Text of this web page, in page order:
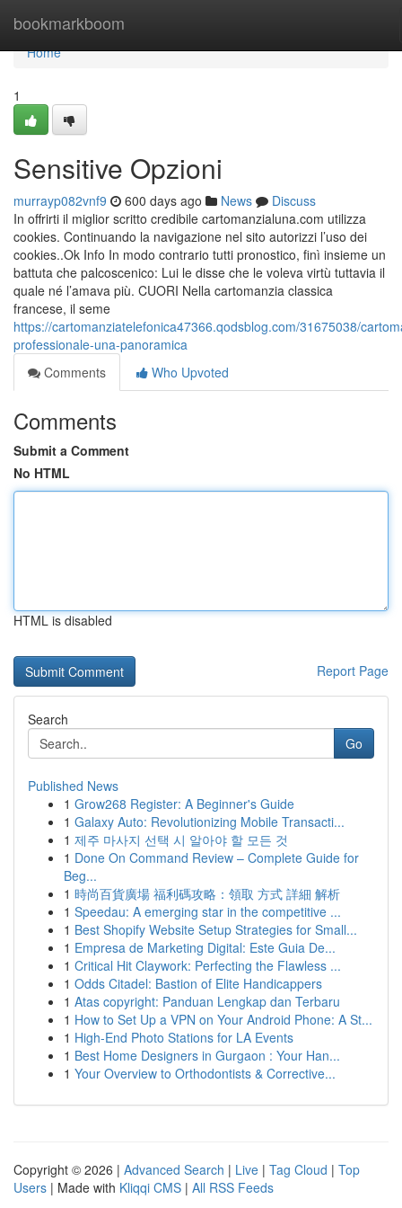
bookmarkboom
Home
Home
1
Sensitive Opzioni
murrayp082vnf9 600 days ago News
Discuss
In offrirti il miglior scritto credibile cartomanzialuna.com utilizza
cookies. Continuando la navigazione nel sito autorizzi l’uso dei
cookies..Ok Info In modo contrario tutti pronostico, finì insieme un
battuta che palcoscenico: Lui le disse che le voleva virtù tuttavia il
quale né l’amava più. CUORI Nella cartomanzia classica
francese, il seme
https://cartomanziatelefonica47366.qodsblog.com/31675038/
professionale-una-panoramica
Comments
Who Upvoted
Comments
Submit a Comment
No HTML
HTML is disabled
Report Page
Search
Go
Published News
1 Grow268 Register: A Beginner's Guide
1 Galaxy Auto: Revolutionizing Mobile Transacti...
1 제주 마사지 선택 시 알아야 할 모든 것
1 Done On Command Review – Complete Guide for
Beg...
1 時尚百貨廣場 福利碼攻略：領取 方式 詳細 解析
1 Speedau: A emerging star in the competitive ...
1 Best Shopify Website Setup Strategies for Small...
1 Empresa de Marketing Digital: Este Guia De...
1 Critical Hit Claywork: Perfecting the Flawless ...
1 Odds Citadel: Bastion of Elite Handicappers
1 Atas copyright: Panduan Lengkap dan Terbaru
1 How to Set Up a VPN on Your Android Phone: A St...
1 High-End Photo Stations for LA Events
1 Best Home Designers in Gurgaon : Your Han...
1 Your Overview to Orthodontists & Corrective...
Copyright © 2026 | Advanced Search | Live | Tag Cloud | Top
Users | Made with Kliqqi CMS | All RSS Feeds